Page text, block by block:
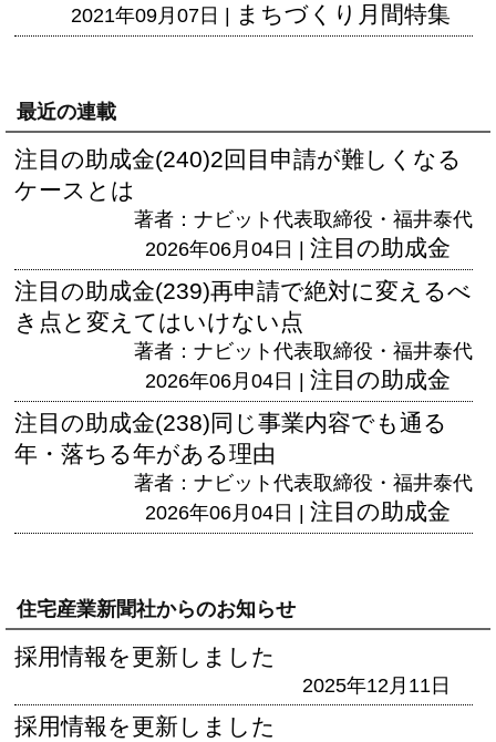
2021年09月07日 | まちづくり月間特集
最近の連載
注目の助成金(240)2回目申請が難しくなる
ケースとは
著者：ナビット代表取締役・福井泰代
2026年06月04日 | 注目の助成金
注目の助成金(239)再申請で絶対に変えるべ
き点と変えてはいけない点
著者：ナビット代表取締役・福井泰代
2026年06月04日 | 注目の助成金
注目の助成金(238)同じ事業内容でも通る
年・落ちる年がある理由
著者：ナビット代表取締役・福井泰代
2026年06月04日 | 注目の助成金
住宅産業新聞社からのお知らせ
採用情報を更新しました
2025年12月11日
採用情報を更新しました